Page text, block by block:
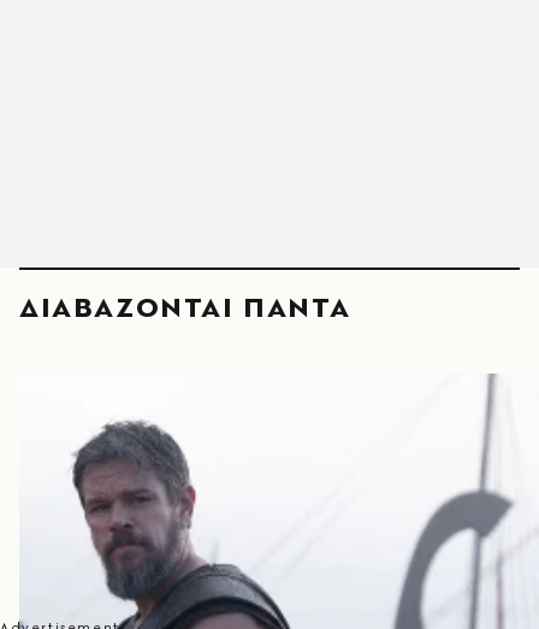
ΔΙΑΒΑΖΟΝΤΑΙ ΠΑΝΤΑ